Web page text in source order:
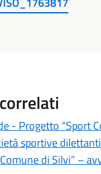
- Progetto “Sport
sportive
di Silvi” –